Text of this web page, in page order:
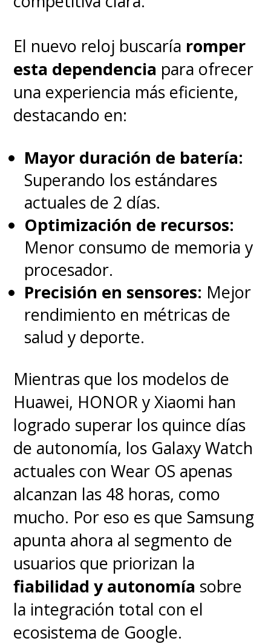
El nuevo reloj buscaría romper
esta dependencia para ofrecer
una experiencia más eficiente,
destacando en:
Mayor duración de batería:
Superando los estándares
actuales de 2 días.
Optimización de recursos:
Menor consumo de memoria y
procesador.
Precisión en sensores: Mejor
rendimiento en métricas de
salud y deporte.
Mientras que los modelos de
Huawei, HONOR y Xiaomi han
logrado superar los quince días
de autonomía, los Galaxy Watch
actuales con Wear OS apenas
alcanzan las 48 horas, como
mucho. Por eso es que Samsung
apunta ahora al segmento de
usuarios que priorizan la
fiabilidad y autonomía sobre
la integración total con el
ecosistema de Google.